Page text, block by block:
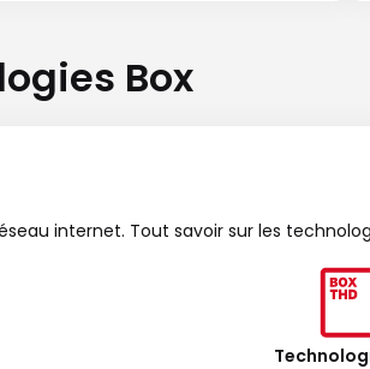
Box
internet. Tout savoir sur les